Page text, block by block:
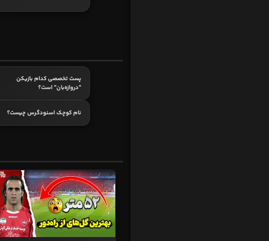
پست تخصصی کدام بازیکن
"دروازه‌بان" است؟
نام کوچک اسنودگرس چیست؟